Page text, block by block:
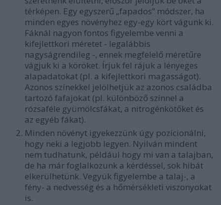
térképen. Egy egyszerű „fapados” módszer, ha
minden egyes növényhez egy-egy kört vágunk ki.
Fáknál nagyon fontos figyelembe venni a
kifejlettkori méretet - legalábbis
nagyságrendileg -, ennek megfelelő méretűre
vágjuk ki a köröket. Írjuk fel rájuk a lényeges
alapadatokat (pl. a kifejlettkori magasságot).
Azonos színekkel jelölhetjük az azonos családba
tartozó fafajokat (pl. különböző színnel a
rózsaféle gyümölcsfákat, a nitrogénkötőket és
az egyéb fákat).
Minden növényt igyekezzünk úgy pozícionálni,
hogy neki a legjobb legyen. Nyilván mindent
nem tudhatunk, például hogy mi van a talajban,
de ha már foglalkozunk a kérdéssel, sok hibát
elkerülhetünk. Vegyük figyelembe a talaj-, a
fény- a nedvesség és a hőmérsékleti viszonyokat
is.